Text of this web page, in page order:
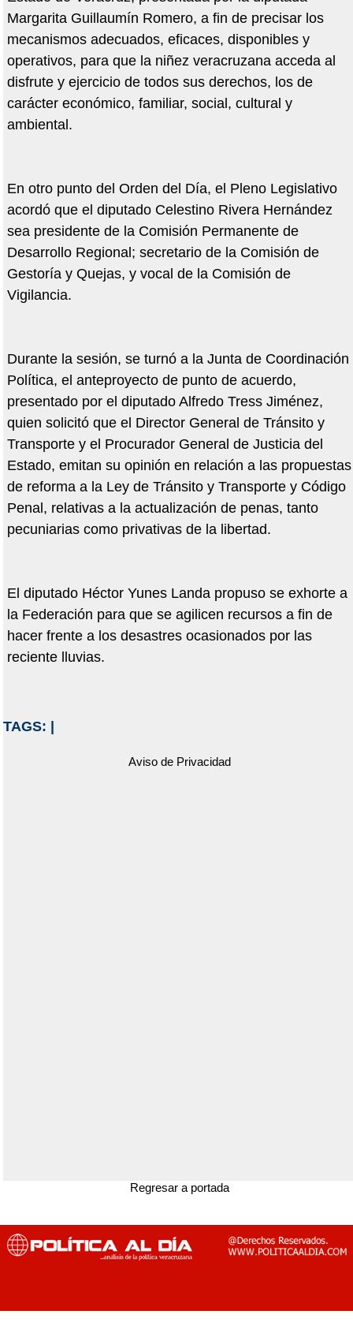
Margarita Guillaumín Romero, a fin de precisar los
mecanismos adecuados, eficaces, disponibles y
operativos, para que la niñez veracruzana acceda al
disfrute y ejercicio de todos sus derechos, los de
carácter económico, familiar, social, cultural y
ambiental.
En otro punto del Orden del Día, el Pleno Legislativo
acordó que el diputado Celestino Rivera Hernández
sea presidente de la Comisión Permanente de
Desarrollo Regional; secretario de la Comisión de
Gestoría y Quejas, y vocal de la Comisión de
Vigilancia.
Durante la sesión, se turnó a la Junta de Coordinación
Política, el anteproyecto de punto de acuerdo,
presentado por el diputado Alfredo Tress Jiménez,
quien solicitó que el Director General de Tránsito y
Transporte y el Procurador General de Justicia del
Estado, emitan su opinión en relación a las propuestas
de reforma a la Ley de Tránsito y Transporte y Código
Penal, relativas a la actualización de penas, tanto
pecuniarias como privativas de la libertad.
El diputado Héctor Yunes Landa propuso se exhorte a
la Federación para que se agilicen recursos a fin de
hacer frente a los desastres ocasionados por las
reciente lluvias.
TAGS:
Aviso de Privacidad
Regresar a portada